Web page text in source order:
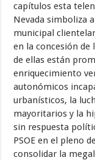
capítulos esta
Nevada simboliza
municipal
en la concesión de
de ellas están
enriquecimiento
autonómicos
urbanísticos, la
mayoritarios y la
sin respuesta
PSOE en el pleno
consolidar la